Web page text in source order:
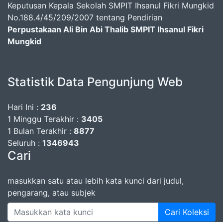
Keputusan Kepala Sekolah SMPIT Ihsanul Fikri Mungkid
No.188.4/45/209/2007 tentang Pendirian
Perpustakaan Ali Bin Abi Thalib SMPIT Ihsanul Fikri
Mungkid
Statistik Data Pengunjung Web
Hari Ini : 236
1 Minggu Terakhir : 3405
1 Bulan Terakhir : 8877
Seluruh : 1346943
Cari
masukkan satu atau lebih kata kunci dari judul,
pengarang, atau subjek
Cari Koleksi